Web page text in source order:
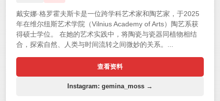
戴安娜·格罗霍夫斯卡是一位跨学科艺术家和陶艺家，于2025
年在维尔纽斯艺术学院（Vilnius Academy of Arts）陶艺系获
得硕士学位。 在她的艺术实践中，将陶瓷与瓷器同植物相结
合，探索自然、人类与时间流转之间微妙的关系。...
查看资料
Instagram: gemina_moss →